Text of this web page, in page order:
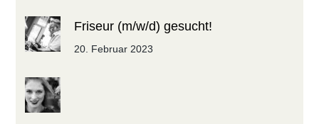
Friseur (m/w/d) gesucht!
20. Februar 2023